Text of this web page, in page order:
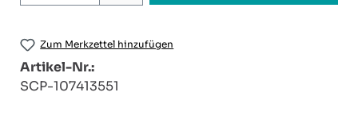
Zum Merkzettel hinzufügen
Artikel-Nr.:
SCP-107413551